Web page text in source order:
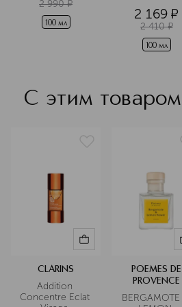
2 990 ¤
100 мл
2 169 ¤
2 410 ¤
100 мл
С этим
CLARINS
Addition
Concentre Eclat
POEMES DE
PROVENCE
BERGAMOTE